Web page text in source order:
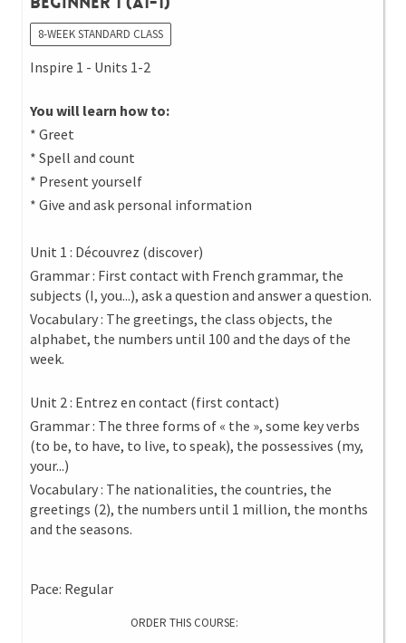
8-WEEK STANDARD CLASS
Inspire 1 - Units 1-2
You will learn how to:
* Greet
* Spell and count
* Present yourself
* Give and ask personal information
Unit 1 : Découvrez (discover)
Grammar : First contact with French grammar, the
subjects (I, you...), ask a question and answer a question.
Vocabulary : The greetings, the class objects, the
alphabet, the numbers until 100 and the days of the
week.
Unit 2 : Entrez en contact (first contact)
Grammar : The three forms of « the », some key verbs
(to be, to have, to live, to speak), the possessives (my,
your...)
Vocabulary : The nationalities, the countries, the
greetings (2), the numbers until 1 million, the months
and the seasons.
Pace: Regular
ORDER THIS COURSE: